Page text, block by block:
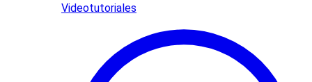
Videotutoriales